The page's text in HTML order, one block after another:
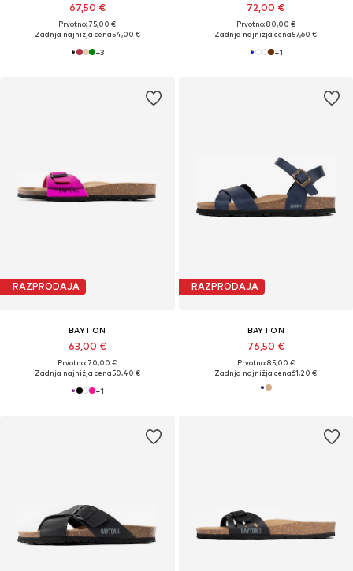
67,50 €
Prvotno: 75,00 €
Zadnja najnižja cena54,00 €
+3
72,00 €
Prvotno: 80,00 €
Zadnja najnižja cena57,60 €
+1
RAZPRODAJA
BAYTON
63,00 €
Prvotno: 70,00 €
Zadnja najnižja cena50,40 €
+1
RAZPRODAJA
BAYTON
76,50 €
Prvotno: 85,00 €
Zadnja najnižja cena61,20 €